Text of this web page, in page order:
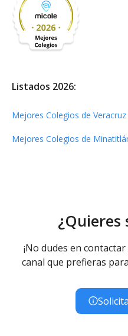
Listados 2026:
Mejores Colegios de Veracruz
Mejores Colegios de
¿Quieres
¡No dudes en
canal que prefieras